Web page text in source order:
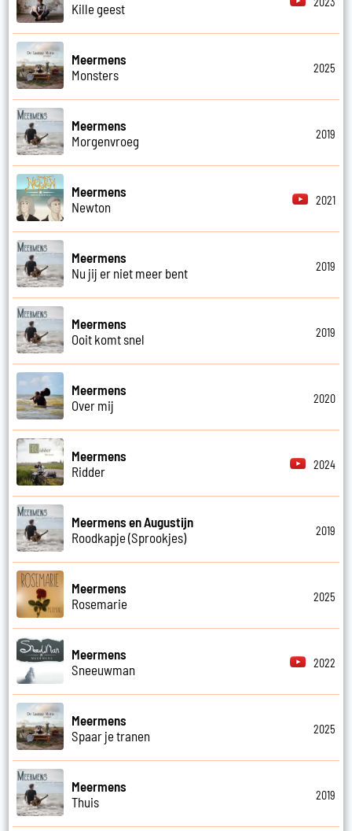
Kille geest
Meermens
Monsters
2025
Meermens
Morgenvroeg
2019
Meermens
Newton
2021
Meermens
Nu jij er niet meer bent
2019
Meermens
Ooit komt snel
2019
Meermens
Over mij
2020
Meermens
Ridder
2024
Meermens en Augustijn
Roodkapje (Sprookjes)
2019
Meermens
Rosemarie
2025
Meermens
Sneeuwman
2022
Meermens
Spaar je tranen
2025
Meermens
Thuis
2019